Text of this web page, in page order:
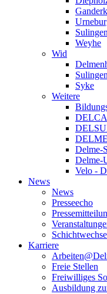
Sulingen
Weyhe
Wid
Sulingen
Syke
Weitere
Delme-
Delme-
Velo -
News
News
Presseecho
Karriere
Freie Stellen
Freiwilliges
Ausbildung